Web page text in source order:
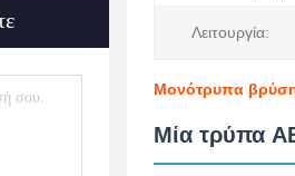
Λειτουργία:
Μονότρυπα βρύση
Μία τρύπα